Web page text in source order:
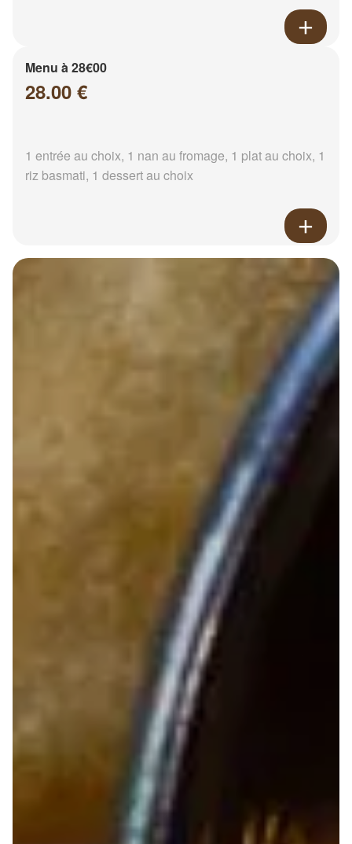
Menu à 28€00
28.00 €
1 entrée au choix, 1 nan au fromage, 1 plat au choix, 1
riz basmati, 1 dessert au choix